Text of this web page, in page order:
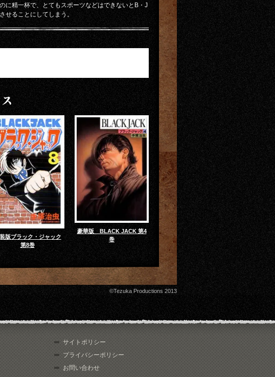
に精一杯で、とてもスポーツなどはできないとB・J
せることにしてしまう。
版ブラック・ジャック
第8巻
豪華版 BLACK JACK 第4
巻
©Tezuka Productions 2013
サイトポリシー
プライバシーポリシー
お問い合わせ